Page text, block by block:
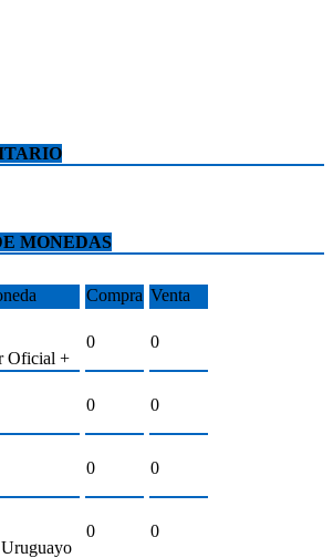
MONEDAS
Compra Venta
Oficial +
0 0
0 0
0 0
Uruguayo
0 0